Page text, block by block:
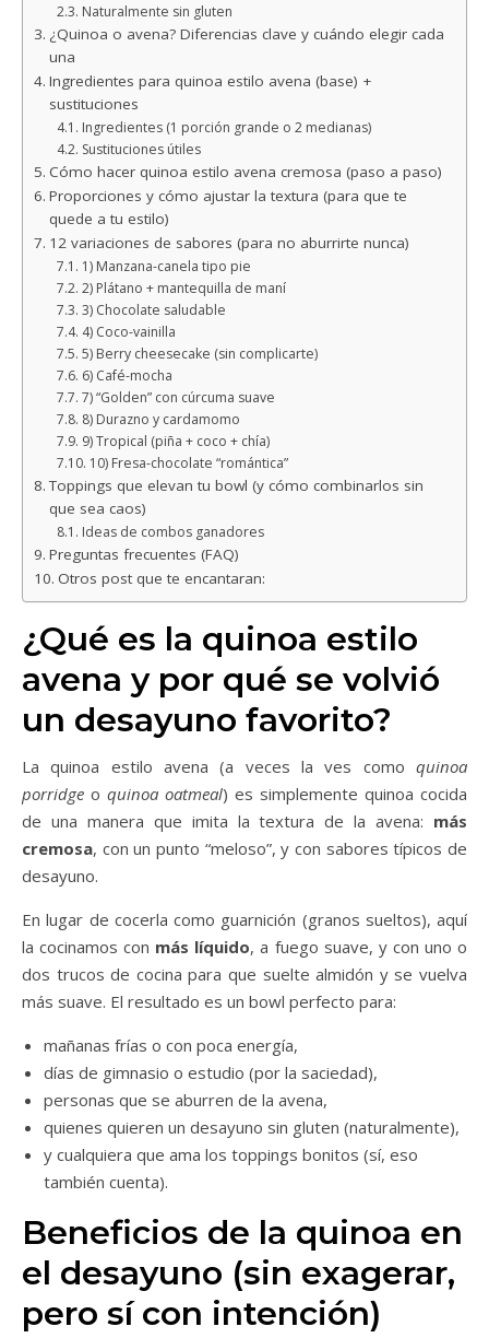
Naturalmente sin gluten
¿Quinoa o avena? Diferencias clave y cuándo elegir cada
una
Ingredientes para quinoa estilo avena (base) +
sustituciones
Ingredientes (1 porción grande o 2 medianas)
Sustituciones útiles
Cómo hacer quinoa estilo avena cremosa (paso a paso)
Proporciones y cómo ajustar la textura (para que te
quede a tu estilo)
12 variaciones de sabores (para no aburrirte nunca)
1) Manzana-canela tipo pie
2) Plátano + mantequilla de maní
3) Chocolate saludable
4) Coco-vainilla
5) Berry cheesecake (sin complicarte)
6) Café-mocha
7) “Golden” con cúrcuma suave
8) Durazno y cardamomo
9) Tropical (piña + coco + chía)
10) Fresa-chocolate “romántica”
Toppings que elevan tu bowl (y cómo combinarlos sin
que sea caos)
Ideas de combos ganadores
Preguntas frecuentes (FAQ)
Otros post que te encantaran:
¿Qué es la quinoa estilo
avena y por qué se volvió
un desayuno favorito?
La quinoa estilo avena (a veces la ves como quinoa
porridge o quinoa oatmeal) es simplemente quinoa cocida
de una manera que imita la textura de la avena: más
cremosa, con un punto “meloso”, y con sabores típicos de
desayuno.
En lugar de cocerla como guarnición (granos sueltos), aquí
la cocinamos con más líquido, a fuego suave, y con uno o
dos trucos de cocina para que suelte almidón y se vuelva
más suave. El resultado es un bowl perfecto para:
mañanas frías o con poca energía,
días de gimnasio o estudio (por la saciedad),
personas que se aburren de la avena,
quienes quieren un desayuno sin gluten (naturalmente),
y cualquiera que ama los toppings bonitos (sí, eso
también cuenta).
Beneficios de la quinoa en
el desayuno (sin exagerar,
pero sí con intención)